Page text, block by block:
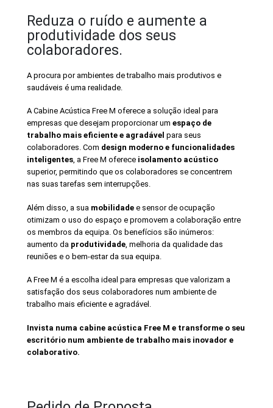
Reduza o ruído e aumente a
produtividade dos seus
colaboradores.
A procura por ambientes de trabalho mais produtivos e
saudáveis é uma realidade.
A Cabine Acústica Free M oferece a solução ideal para
empresas que desejam proporcionar um espaço de
trabalho mais eficiente e agradável para seus
colaboradores. Com design moderno e funcionalidades
inteligentes, a Free M oferece isolamento acústico
superior, permitindo que os colaboradores se concentrem
nas suas tarefas sem interrupções.
Além disso, a sua mobilidadee sensor de ocupação
otimizam o uso do espaço e promovem a colaboração entre
os membros da equipa. Os benefícios são inúmeros:
aumento da produtividade, melhoria da qualidade das
reuniões e o bem-estar da sua equipa.
A Free M é a escolha ideal para empresas que valorizam a
satisfação dos seus colaboradores num ambiente de
trabalho mais eficiente e agradável.
Invista numa cabine acústica Free M e transforme o seu
escritório num ambiente de trabalho mais inovador e
colaborativo.